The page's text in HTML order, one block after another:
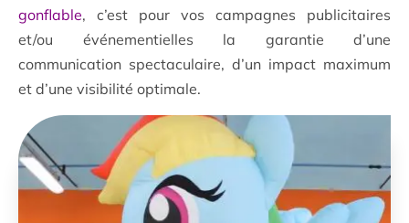
gonflable, c’est pour vos campagnes publicitaires
et/ou événementielles la garantie d’une
communication spectaculaire, d’un impact maximum
et d’une visibilité optimale.